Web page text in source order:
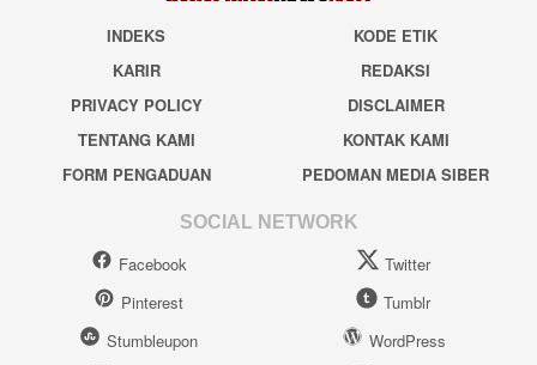
INDEKS
KODE ETIK
KARIR
REDAKSI
PRIVACY POLICY
DISCLAIMER
TENTANG KAMI
KONTAK KAMI
FORM PENGADUAN
PEDOMAN MEDIA SIBER
SOCIAL NETWORK
Facebook
Twitter
Pinterest
Tumblr
Stumbleupon
WordPress